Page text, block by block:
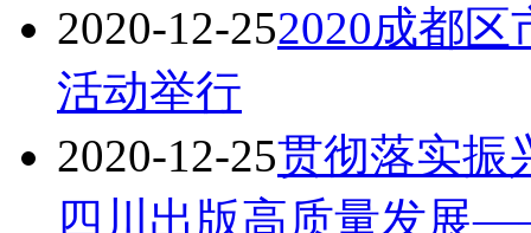
2020-12-252020成都
活动举行
2020-12-25贯彻落实振
四川出版高质量发展